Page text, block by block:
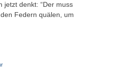
jetzt denkt: “Der muss
Federn quälen, um